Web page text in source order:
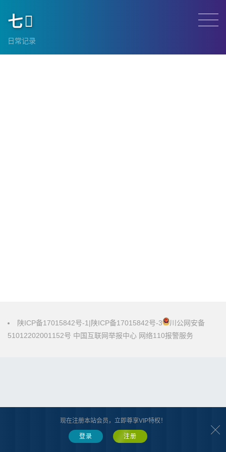
七
日常记录
陕ICP备17015842号-1 |陕ICP备17015842号-3
川公网安备
51012202001152号 中国互联网举报中心 网络110报警服务
现在注册本站会员，立即尊享VIP特权！
登录 注册